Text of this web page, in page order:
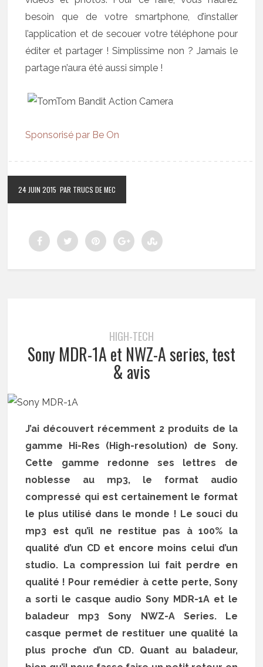
besoin que de votre smartphone, d’installer
l’application et de secouer votre téléphone pour
éditer et partager ! Simplissime non ? Jamais le
partage n’aura été aussi simple !
Sponsorisé par Be On
24 JUIN 2015 PAR TRUCS DE MEC
HIGH-TECH
Sony MDR-1A et NWZ-A series, test
& avis
J’ai découvert récemment 2 produits de la
gamme Hi-Res (High-resolution) de Sony.
Cette gamme redonne ses lettres de
noblesse au mp3, le format audio
compressé qui est certainement le format
le plus utilisé dans le monde ! Le souci du
mp3 est qu’il ne restitue pas à 100% la
qualité d’un CD et encore moins celui d’un
studio. La compression lui fait perdre en
qualité ! Pour remédier à cette perte, Sony
a sorti le casque audio Sony MDR-1A et le
baladeur mp3 Sony NWZ-A Series. Le
casque permet de restituer une qualité la
plus proche d’un CD. Quant au baladeur,